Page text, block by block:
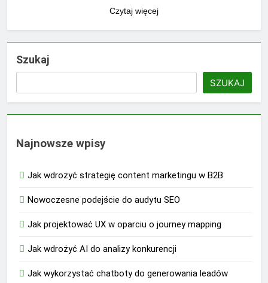
Czytaj więcej
Szukaj
SZUKAJ
Najnowsze wpisy
Jak wdrożyć strategię content marketingu w B2B
Nowoczesne podejście do audytu SEO
Jak projektować UX w oparciu o journey mapping
Jak wdrożyć AI do analizy konkurencji
Jak wykorzystać chatboty do generowania leadów